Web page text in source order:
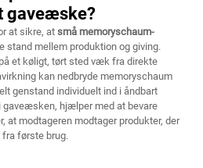
gaveæske?
at sikre, at små memoryschaum-
stand mellem produktion og giving.
et køligt, tørt sted væk fra direkte
kan nedbryde memoryschaum
genstand individuelt ind i åndbart
gaveæsken, hjælper med at bevare
at modtageren modtager produkter, der
første brug.